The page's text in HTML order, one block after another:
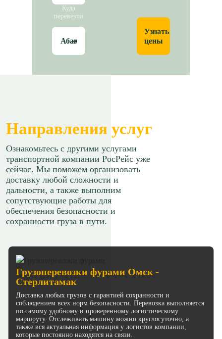
Куда
перевезти
Узнать
цены
Направления услуг
Ознакомьтесь с другими услугами
транспортной компании РосРейс уже
сейчас. Мы поможем организовать
доставку любой сложности и
дальности, а также выполним
сопутствующие работы для
обеспечения безопасности и
сохранности груза в пути.
Грузоперевозки фурами Омск -
Стерлитамак
Доставка любых грузов с гарантией сохранности и
соблюдением всех норм безопасности. Перевозка выполняется
по самому удобному и проверенному логистическому
маршруту. Отслеживать машину можно круглосуточно, а
также вся актуальная информация у логистов компании,
которые постоянно находятся на связи.